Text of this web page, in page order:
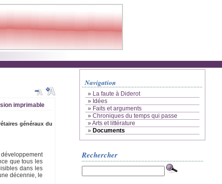
imprimable
généraux du
que tous les
dans les
décennie, le
Navigation
» La faute à Diderot
» Idées
» Faits et arguments
» Chroniques du temps qui passe
»Arts et littérature
» Documents
Rechercher